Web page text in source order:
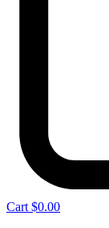
Cart $0.00